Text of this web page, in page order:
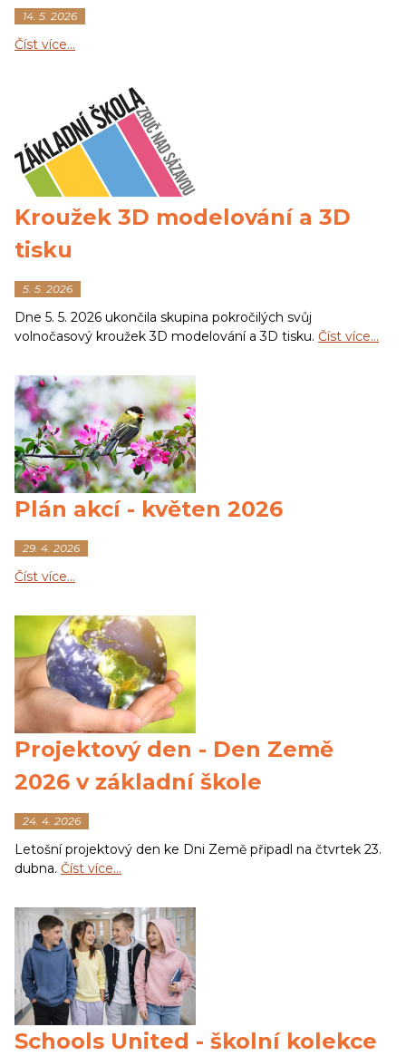
14. 5. 2026
Číst více…
Kroužek 3D modelování a 3D
tisku
5. 5. 2026
Dne 5. 5. 2026 ukončila skupina pokročilých svůj
volnočasový kroužek 3D modelování a 3D tisku. Číst více…
Plán akcí - květen 2026
29. 4. 2026
Číst více…
Projektový den - Den Země
2026 v základní škole
24. 4. 2026
Letošní projektový den ke Dni Země připadl na čtvrtek 23.
dubna. Číst více…
Schools United - školní kolekce